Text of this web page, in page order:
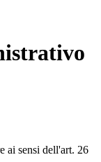
ai sensi dell'art. 26